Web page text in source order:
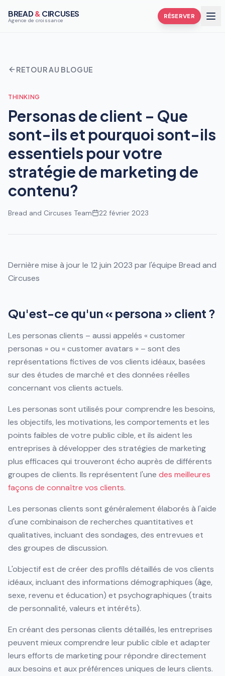
BREAD & CIRCUSES
Agence de croissance RÉSERVER
RETOUR AU BLOGUE
THINKING
Personas de client – Que
sont-ils et pourquoi sont-ils
essentiels pour votre
stratégie de marketing de
contenu?
Bread and Circuses Team 22 février 2023
Dernière mise à jour le 12 juin 2023 par l'équipe Bread and
Circuses
Qu'est-ce qu'un « persona » client ?
Les personas clients – aussi appelés « customer
personas » ou « customer avatars » – sont des
représentations fictives de vos clients idéaux, basées
sur des études de marché et des données réelles
concernant vos clients actuels.
Les personas sont utilisés pour comprendre les besoins,
les objectifs, les motivations, les comportements et les
points faibles de votre public cible, et ils aident les
entreprises à développer des stratégies de marketing
plus efficaces qui trouveront écho auprès de différents
groupes de clients. Ils représentent l'une des meilleures
façons de connaître vos clients.
Les personas clients sont généralement élaborés à l'aide
d'une combinaison de recherches quantitatives et
qualitatives, incluant des sondages, des entrevues et
des groupes de discussion.
L'objectif est de créer des profils détaillés de vos clients
idéaux, incluant des informations démographiques (âge,
sexe, revenu et éducation) et psychographiques (traits
de personnalité, valeurs et intérêts).
En créant des personas clients détaillés, les entreprises
peuvent mieux comprendre leur public cible et adapter
leurs efforts de marketing pour répondre directement
aux besoins et aux préférences uniques de leurs clients.